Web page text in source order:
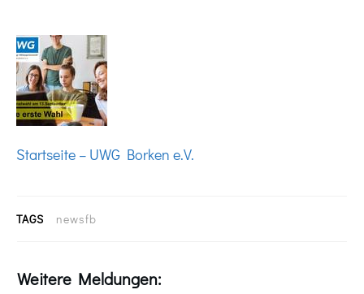
Startseite – UWG Borken e.V.
TAGS newsfb
Weitere Meldungen: